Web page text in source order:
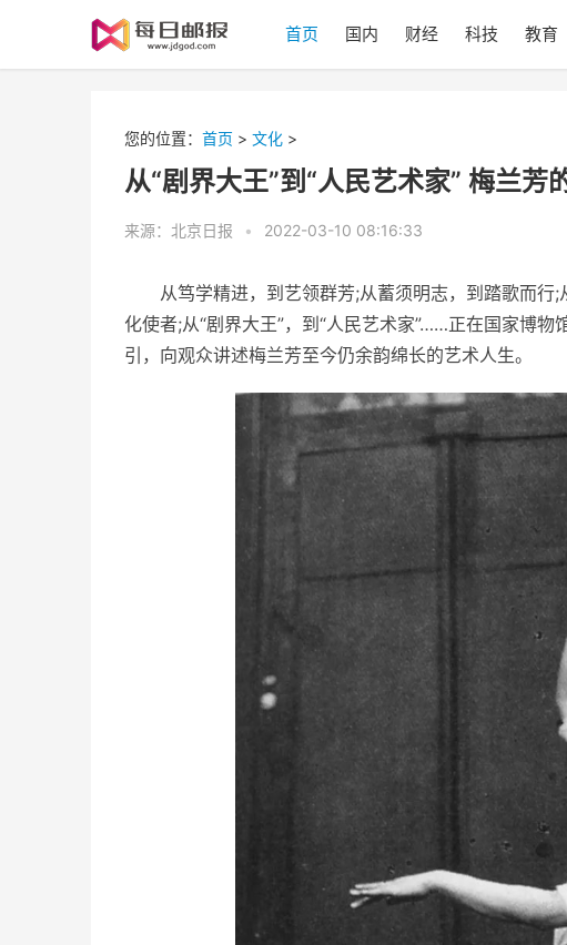
首页 国内 财经 科技 教育
您的位置： 首页 > 文化 >
从“剧界大王”到“人民艺术家” 梅兰芳
来源：北京日报 • 2022-03-10 08:16:33
从笃学精进，到艺领群芳;从蓄须明志，到踏歌而
化使者;从“剧界大王”，到“人民艺术家”……正在国家博物
引，向观众讲述梅兰芳至今仍余韵绵长的艺术人生。